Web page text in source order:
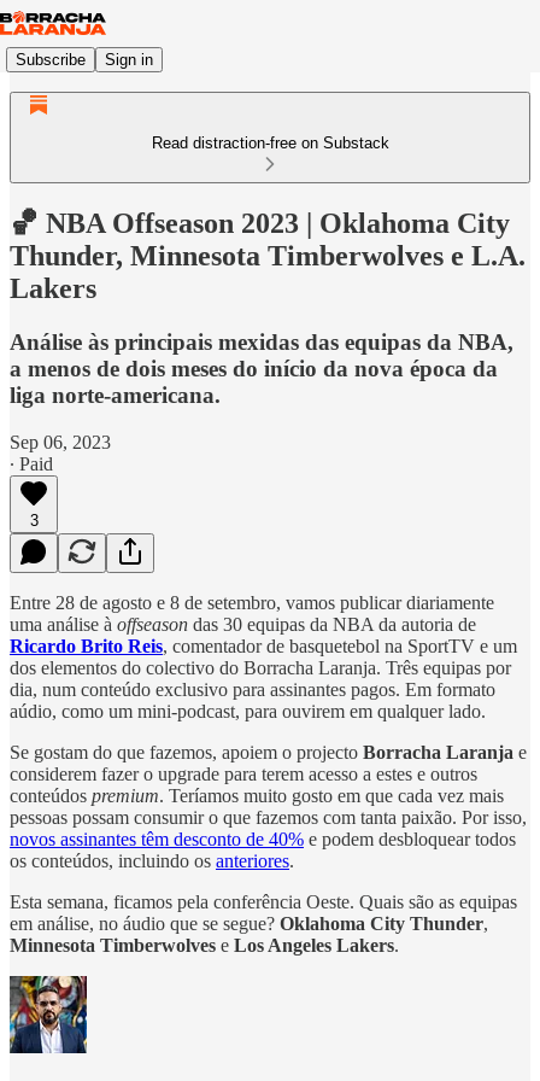
Subscribe Sign in
Read distraction-free on Substack
🏀 NBA Offseason 2023 | Oklahoma City
Thunder, Minnesota Timberwolves e L.A.
Lakers
Análise às principais mexidas das equipas da NBA,
a menos de dois meses do início da nova época da
liga norte-americana.
Sep 06, 2023
∙ Paid
3
Entre 28 de agosto e 8 de setembro, vamos publicar diariamente
uma análise à offseason das 30 equipas da NBA da autoria de
Ricardo Brito Reis, comentador de basquetebol na SportTV e um
dos elementos do colectivo do Borracha Laranja. Três equipas por
dia, num conteúdo exclusivo para assinantes pagos. Em formato
aúdio, como um mini-podcast, para ouvirem em qualquer lado.
Se gostam do que fazemos, apoiem o projecto Borracha Laranja e
considerem fazer o upgrade para terem acesso a estes e outros
conteúdos premium. Teríamos muito gosto em que cada vez mais
pessoas possam consumir o que fazemos com tanta paixão. Por isso,
novos assinantes têm desconto de 40% e podem desbloquear todos
os conteúdos, incluindo os anteriores.
Esta semana, ficamos pela conferência Oeste. Quais são as equipas
em análise, no áudio que se segue? Oklahoma City Thunder,
Minnesota Timberwolves e Los Angeles Lakers.